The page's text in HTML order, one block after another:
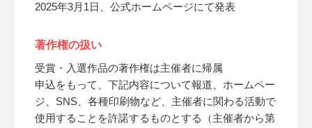
2025年3月1日、公式ホームページにて発表
著作権の扱い
受賞・入選作品の著作権は主催者に帰属
申込をもって、下記内容について報道、ホームペー
ジ、SNS、各種印刷物など、主催者に関わる活動で
使用することを許諾するものとする（主催者から第